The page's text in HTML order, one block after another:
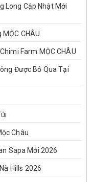
Long Cập Nhật Mới
CHÂU
Farm MỘC CHÂU
Được Bỏ Qua Tại
Châu
Sapa Mới 2026
Hills 2026